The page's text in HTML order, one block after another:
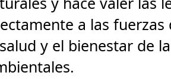
a las
y el bienestar de